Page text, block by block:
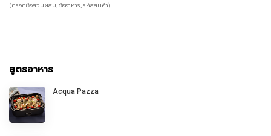
(กรอกชื่อส่วนผสม, ชื่ออาหาร, รหัสสินค้า)
สูตรอาหาร
Acqua Pazza